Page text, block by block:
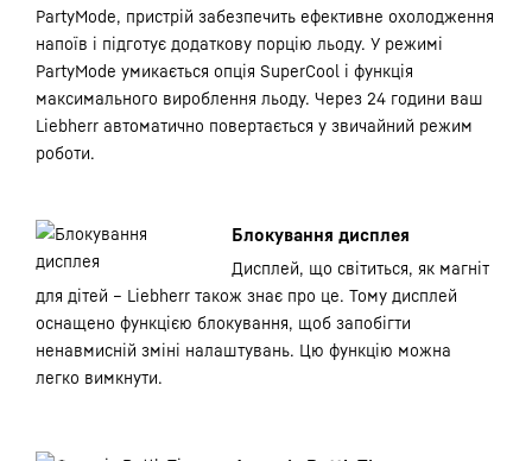
PartyMode, пристрій забезпечить ефективне охолодження
напоїв і підготує додаткову порцію льоду. У режимі
PartyMode умикається опція SuperCool і функція
максимального вироблення льоду. Через 24 години ваш
Liebherr автоматично повертається у звичайний режим
роботи.
Блокування дисплея
Дисплей, що світиться, як магніт
для дітей – Liebherr також знає про це. Тому дисплей
оснащено функцією блокування, щоб запобігти
ненавмисній зміні налаштувань. Цю функцію можна
легко вимкнути.